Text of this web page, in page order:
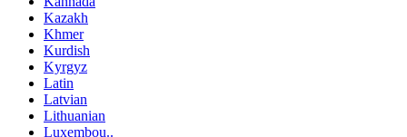
Kazakh
Khmer
Kurdish
Kyrgyz
Latin
Latvian
Lithuanian
Luxembou..